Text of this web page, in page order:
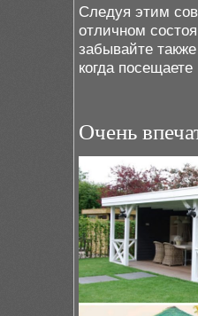
Следуя этим
отличном
забывайте
когда
Очень